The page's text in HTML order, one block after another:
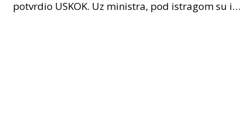
potvrdio USKOK. Uz ministra, pod istragom su i